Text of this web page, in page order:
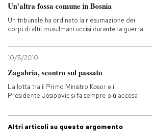
Un’altra fossa comune in Bosnia
Un tribunale ha ordinato la riesumazione dei
corpi di altri musulmani uccisi durante la guerra
10/5/2010
Zagabria, scontro sul passato
La lotta tra il Primo Ministro Kosor e il
Presidente Josipovic si fa sempre più accesa
Altri articoli su questo argomento